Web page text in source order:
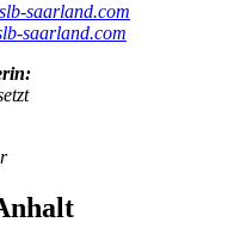
saarland.com
saarland.com